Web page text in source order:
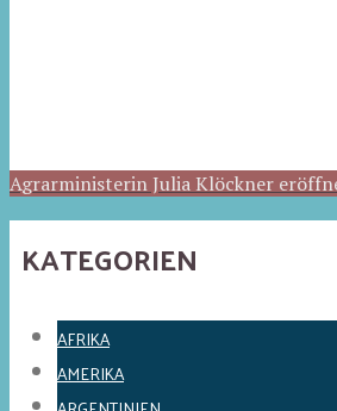
Agrarministerin Julia Klöckner
KATEGORIEN
AFRIKA
AMERIKA